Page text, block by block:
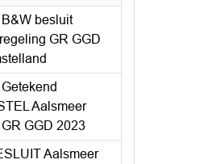
besluit
GR GGD
Aalsmeer
GGD 2023
Aalsmeer